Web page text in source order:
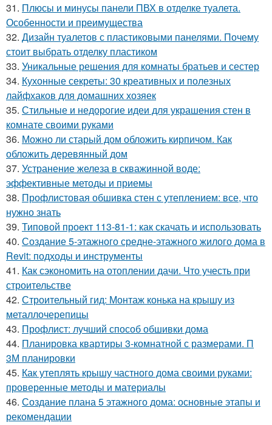
31. Плюсы и минусы панели ПВХ в отделке туалета.
Особенности и преимущества
32. Дизайн туалетов с пластиковыми панелями. Почему
стоит выбрать отделку пластиком
33. Уникальные решения для комнаты братьев и сестер
34. Кухонные секреты: 30 креативных и полезных
лайфхаков для домашних хозяек
35. Стильные и недорогие идеи для украшения стен в
комнате своими руками
36. Можно ли старый дом обложить кирпичом. Как
обложить деревянный дом
37. Устранение железа в скважинной воде:
эффективные методы и приемы
38. Профлистовая обшивка стен с утеплением: все, что
нужно знать
39. Типовой проект 113-81-1: как скачать и использовать
40. Создание 5-этажного средне-этажного жилого дома в
Revit: подходы и инструменты
41. Как сэкономить на отоплении дачи. Что учесть при
строительстве
42. Строительный гид: Монтаж конька на крышу из
металлочерепицы
43. Профлист: лучший способ обшивки дома
44. Планировка квартиры 3-комнатной с размерами. П
3М планировки
45. Как утеплять крышу частного дома своими руками:
проверенные методы и материалы
46. Создание плана 5 этажного дома: основные этапы и
рекомендации